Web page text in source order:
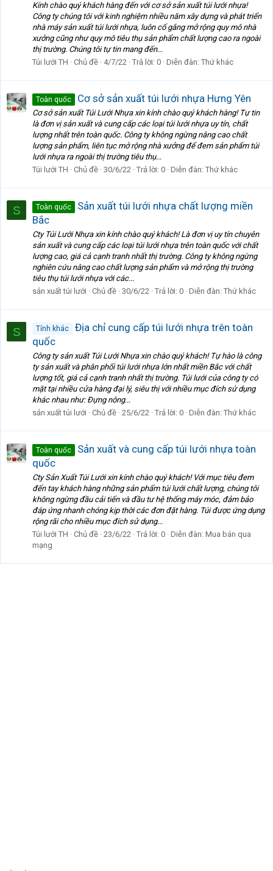
Kính chào quý khách hàng đến với cơ sở sản xuất túi lưới nhựa!
Công ty chúng tôi với kinh nghiệm nhiều năm xây dựng và phát triển
nhà máy sản xuất túi lưới nhựa, luôn cố gắng mở rộng quy mô nhà
xưởng cũng như quy mô tiêu thụ sản phẩm chất lượng cao ra ngoài
thị trường. Chúng tôi tự tin mang đến...
Túi lưới TH
Chủ đề 4/7/22 Trả lời: 0 Diễn đàn: Thứ khác
Toàn quốc Cơ sở sản xuất túi lưới nhựa Hưng Yên
Cơ sở sản xuất Túi Lưới Nhựa xin kính chào quý khách hàng! Tự tin
là đơn vị sản xuất và cung cấp các loại túi lưới nhựa uy tín, chất
lượng nhất trên toàn quốc. Công ty không ngừng nâng cao chất
lượng sản phẩm, liên tục mở rộng nhà xưởng để đem sản phẩm túi
lưới nhựa ra ngoài thị trường tiêu thụ...
Túi lưới TH
Chủ đề 30/6/22 Trả lời: 0 Diễn đàn: Thứ khác
S Toàn quốc
Sản xuất túi lưới nhựa chất lượng miền
Bắc
Cty Túi Lưới Nhựa xin kính chào quý khách! Là đơn vị uy tín chuyên
sản xuất và cung cấp các loại túi lưới nhựa trên toàn quốc với chất
lượng cao, giá cả cạnh tranh nhất thị trường. Công ty không ngừng
nghiên cứu nâng cao chất lượng sản phẩm và mở rộng thị trường
tiêu thụ túi lưới nhựa với các...
sản xuất túi lưới
Chủ đề 30/6/22 Trả lời: 0 Diễn đàn: Thứ khác
S Tỉnh khác
Địa chỉ cung cấp túi lưới nhựa trên toàn
quốc
Công ty sản xuất Túi Lưới Nhựa xin chào quý khách! Tự hào là công
ty sản xuất và phân phối túi lưới nhựa lớn nhất miền Bắc với chất
lượng tốt, giá cả cạnh tranh nhất thị trường. Túi lưới của công ty có
mặt tại nhiều cửa hàng đại lý, siêu thị với nhiều mục đích sử dụng
khác nhau như: Đựng nông...
sản xuất túi lưới
Chủ đề 25/6/22 Trả lời: 0 Diễn đàn: Thứ khác
Toàn quốc
Sản xuất và cung cấp túi lưới nhựa toàn
quốc
Cty Sản Xuất Túi Lưới xin kính chào quý khách! Với mục tiêu đem
đến tay khách hàng những sản phẩm túi lưới chất lượng, chúng tôi
không ngừng đầu cải tiến và đầu tư hệ thống máy móc, đảm bảo
đáp ứng nhanh chóng kịp thời các đơn đặt hàng. Túi được ứng dụng
rộng rãi cho nhiều mục đích sử dụng...
Túi lưới TH
Chủ đề 23/6/22 Trả lời: 0 Diễn đàn: Mua bán qua
mạng